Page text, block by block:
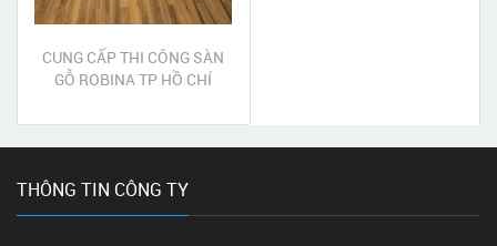
CUNG CẤP THI CÔNG SÀN
GỖ ROBINA TP HỒ CHÍ
THÔNG TIN CÔNG TY